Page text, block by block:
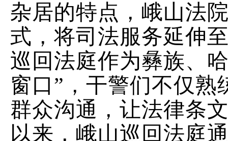
杂居的特点，峨山法
式，将司法服务延伸
巡回法庭作为彝族、
窗口” ，干警们不仅
群众沟通，让法律条
以来，峨山巡回法庭